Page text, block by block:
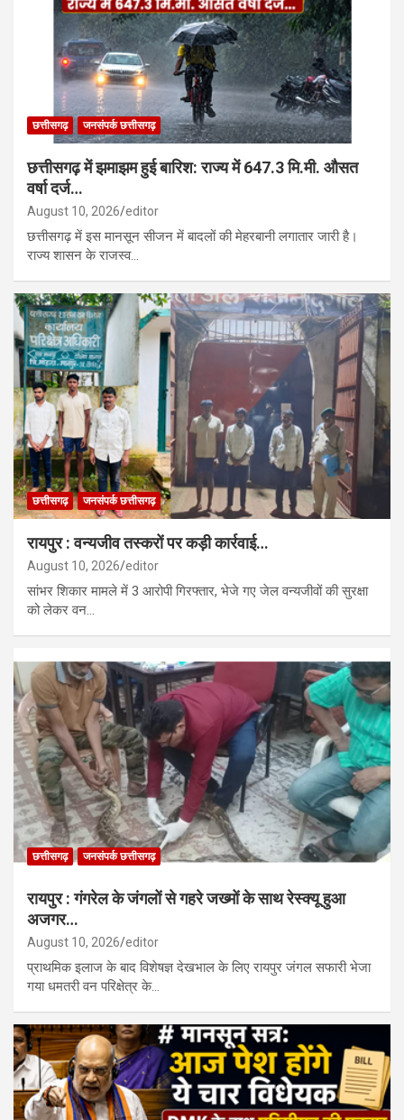
छत्तीसगढ़ जनसंपर्क छत्तीसगढ़
छत्तीसगढ़ में झमाझम हुई बारिश: राज्य में 647.3 मि.मी. औसत
वर्षा दर्ज…
August 10, 2026 editor
छत्तीसगढ़ में इस मानसून सीजन में बादलों की मेहरबानी लगातार जारी है।
राज्य शासन के राजस्व…
छत्तीसगढ़ जनसंपर्क छत्तीसगढ़
रायपुर : वन्यजीव तस्करों पर कड़ी कार्रवाई…
August 10, 2026 editor
सांभर शिकार मामले में 3 आरोपी गिरफ्तार, भेजे गए जेल वन्यजीवों की सुरक्षा
को लेकर वन…
छत्तीसगढ़ जनसंपर्क छत्तीसगढ़
रायपुर : गंगरेल के जंगलों से गहरे जख्मों के साथ रेस्क्यू हुआ
अजगर…
August 10, 2026 editor
प्राथमिक इलाज के बाद विशेषज्ञ देखभाल के लिए रायपुर जंगल सफारी भेजा
गया धमतरी वन परिक्षेत्र के…